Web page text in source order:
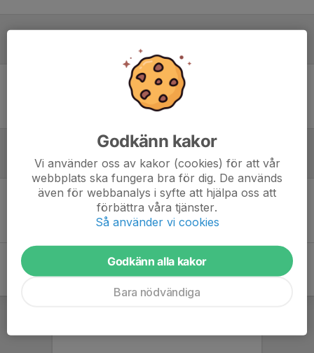
Ingen uppställning ifylld
Inför match
Inget skrivet
Godkänn kakor
Vi använder oss av kakor (cookies) för att vår
webbplats ska fungera bra för dig. De används
även för webbanalys i syfte att hjälpa oss att
förbättra våra tjänster.
Så använder vi cookies
Godkänn alla kakor
Bara nödvändiga